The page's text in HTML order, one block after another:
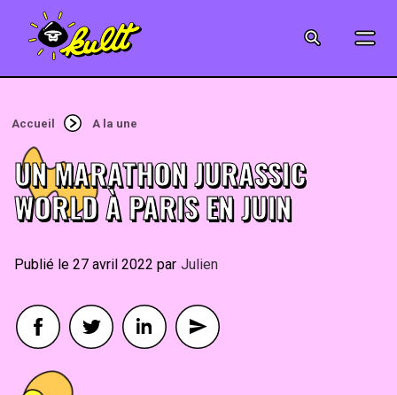
MUSIQUE
JEUX-VIDÉO
Accueil A la une
UN MARATHON JURASSIC
WORLD À PARIS EN JUIN
27 avril 2022 By Julien